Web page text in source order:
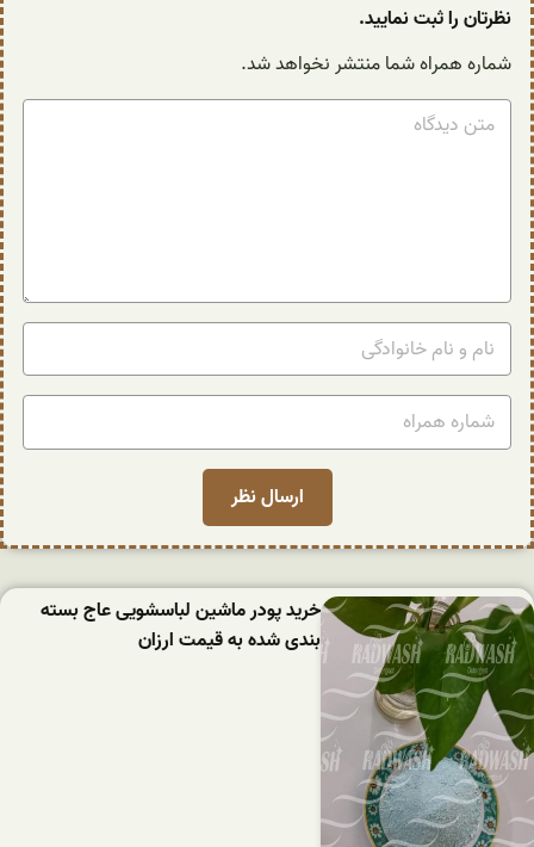
نظرتان را ثبت نمایید.
شماره همراه شما منتشر نخواهد شد.
خرید پودر ماشین لباسشویی عاج بسته
بندی شده به قیمت ارزان